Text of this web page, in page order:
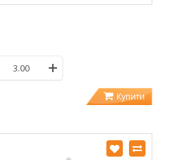
Купити